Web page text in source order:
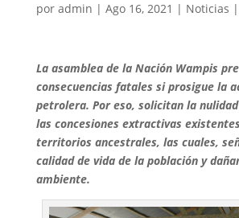
por admin | Ago 16, 2021 | Noticias |
La asamblea de la Nación Wampis
consecuencias fatales si prosigue la
petrolera. Por eso, solicitan la
las concesiones extractivas
territorios ancestrales, las cuales,
calidad de vida de la población y
ambiente.